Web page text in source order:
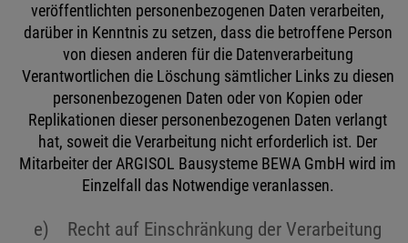
veröffentlichten personenbezogenen Daten verarbeiten,
darüber in Kenntnis zu setzen, dass die betroffene Person
von diesen anderen für die Datenverarbeitung
Verantwortlichen die Löschung sämtlicher Links zu diesen
personenbezogenen Daten oder von Kopien oder
Replikationen dieser personenbezogenen Daten verlangt
hat, soweit die Verarbeitung nicht erforderlich ist. Der
Mitarbeiter der ARGISOL Bausysteme BEWA GmbH wird im
Einzelfall das Notwendige veranlassen.
e) Recht auf Einschränkung der Verarbeitung